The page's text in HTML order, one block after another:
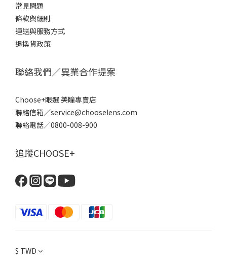
常見問題
條款與細則
運送與服務方式
退換貨政策
聯絡我們／異業合作提案
Choose+眼選 美瞳專賣店
聯絡信箱／service@chooselens.com
聯絡電話／0800-008-900
追蹤CHOOSE+
$ TWD